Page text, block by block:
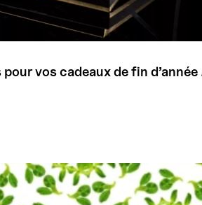
vos cadeaux de fin d’année